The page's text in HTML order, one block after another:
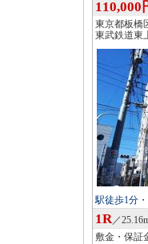
110,000
東京都板橋
東武鉄道東
駅徒歩1分
1R／
敷金・保証